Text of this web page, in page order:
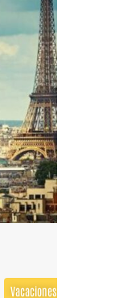
Vacaciones